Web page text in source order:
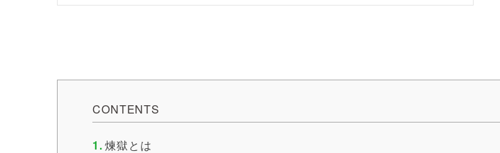
CONTENTS
煉獄とは